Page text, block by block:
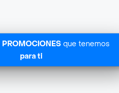
PROMOCIONES que tenemos
para ti